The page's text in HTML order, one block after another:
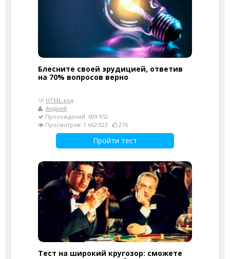
Блесните своей эрудицией, ответив
на 70% вопросов верно
HTML-код
Андрей
Прохождений: 609 952
Просмотров: 1 662 023
276
Пройти тест
Тест на широкий кругозор: сможете